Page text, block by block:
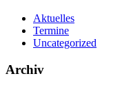
Aktuelles
Termine
Uncategorized
Archiv